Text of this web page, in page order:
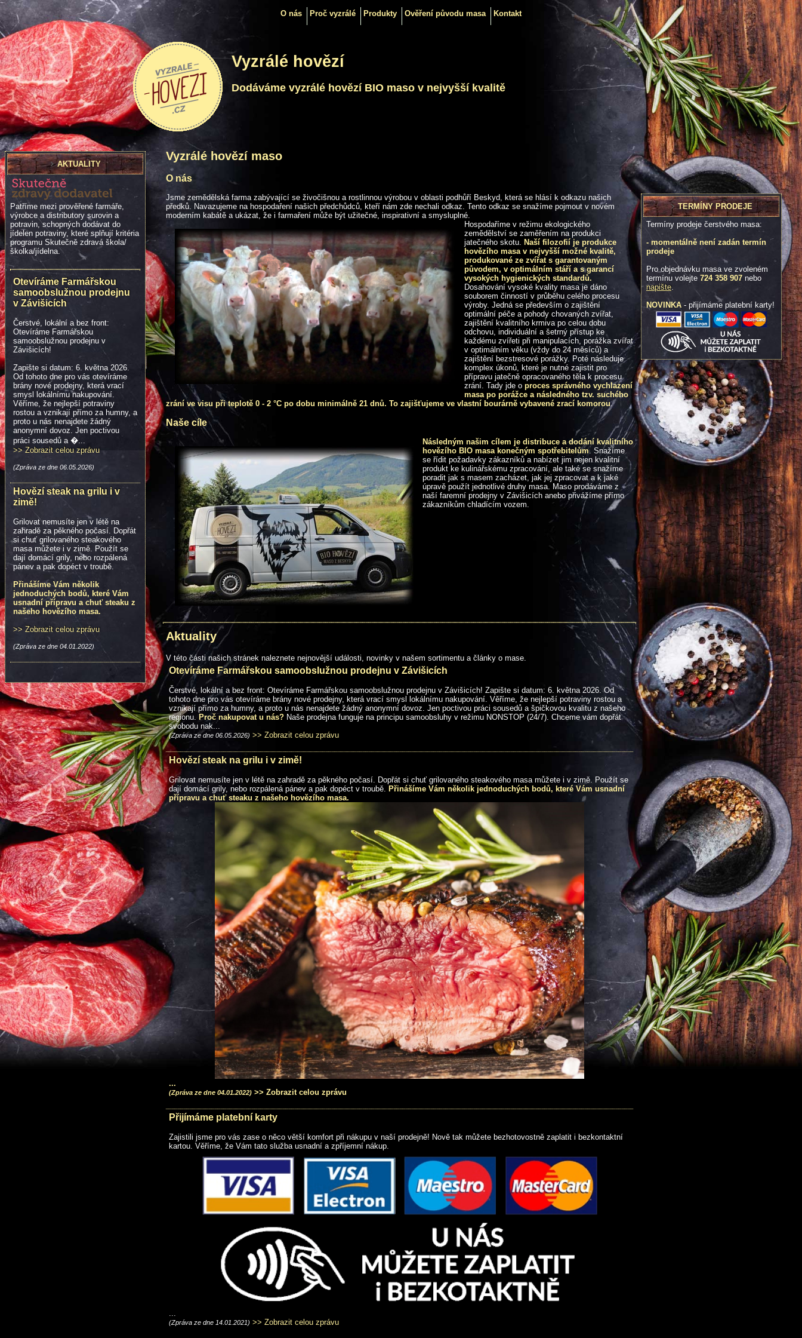
O nás Proč vyzrálé Produkty Ověření původu masa Kontakt
Vyzrálé hovězí
Dodáváme vyzrálé hovězí BIO maso v nejvyšší kvalitě
Vyzrálé hovězí maso
O nás
Jsme zemědělská farma zabývající se živočišnou a rostlinnou výrobou v oblasti podhůří Beskyd, která se hlásí k odkazu našich
předků. Navazujeme na hospodaření našich předchůdců, kteří nám zde nechali odkaz. Tento odkaz se snažíme pojmout v novém
moderním kabátě a ukázat, že i farmaření může být užitečné, inspirativní a smysluplné.
Hospodaříme v režimu ekologického
zemědělství se zaměřením na produkci
jatečného skotu. Naší filozofií je produkce
hovězího masa v nejvyšší možné kvalitě,
produkované ze zvířat s garantovaným
původem, v optimálním stáří a s garancí
vysokých hygienických standardů.
Dosahování vysoké kvality masa je dáno
souborem činností v průběhu celého procesu
výroby. Jedná se především o zajištění
optimální péče a pohody chovaných zvířat,
zajištění kvalitního krmiva po celou dobu
odchovu, individuální a šetrný přístup ke
každému zvířeti při manipulacích, porážka zvířat
v optimálním věku (vždy do 24 měsíců) a
zajištění bezstresové porážky. Poté následuje
komplex úkonů, které je nutné zajistit pro
přípravu jatečně opracovaného těla k procesu
zrání. Tady jde o proces správného vychlazení
masa po porážce a následného tzv. suchého
zrání ve visu při teplotě 0 - 2 °C po dobu minimálně 21 dnů. To zajišťujeme ve vlastní bourárně vybavené zrací komorou.
Naše cíle
Následným našim cílem je distribuce a dodání kvalitního
hovězího BIO masa konečným spotřebitelům. Snažíme
se řídit požadavky zákazníků a nabízet jim nejen kvalitní
produkt ke kulinářskému zpracování, ale také se snažíme
poradit jak s masem zacházet, jak jej zpracovat a k jaké
úpravě použít jednotlivé druhy masa. Maso prodáváme z
naší faremní prodejny v Závišicích anebo přivážíme přímo
zákazníkům chladícím vozem.
Aktuality
V této části našich stránek naleznete nejnovější události, novinky v našem sortimentu a články o mase.
Otevíráme Farmářskou samoobslužnou prodejnu v Závišicích
Čerstvé, lokální a bez front: Otevíráme Farmářskou samoobslužnou prodejnu v Závišicích! Zapište si datum: 6. května 2026. Od
tohoto dne pro vás otevíráme brány nové prodejny, která vrací smysl lokálnímu nakupování. Věříme, že nejlepší potraviny rostou a
vznikají přímo za humny, a proto u nás nenajdete žádný anonymní dovoz. Jen poctivou práci sousedů a špičkovou kvalitu z našeho
regionu. Proč nakupovat u nás? Naše prodejna funguje na principu samoobsluhy v režimu NONSTOP (24/7). Chceme vám dopřát
svobodu nak...
(Zpráva ze dne 06.05.2026) >> Zobrazit celou zprávu
Hovězí steak na grilu i v zimě!
Grilovat nemusíte jen v létě na zahradě za pěkného počasí. Dopřát si chuť grilovaného steakového masa můžete i v zimě. Použít se
dají domácí grily, nebo rozpálená pánev a pak dopéct v troubě. Přinášíme Vám několik jednoduchých bodů, které Vám usnadní
přípravu a chuť steaku z našeho hovězího masa.
...
(Zpráva ze dne 04.01.2022) >> Zobrazit celou zprávu
Přijímáme platební karty
Zajistili jsme pro vás zase o něco větší komfort při nákupu v naší prodejně! Nově tak můžete bezhotovostně zaplatit i bezkontaktní
kartou. Věříme, že Vám tato služba usnadní a zpříjemní nákup.
(Zpráva ze dne 14.01.2021) >> Zobrazit celou zprávu
AKTUALITY
Patříme mezi prověřené farmáře,
výrobce a distributory surovin a
potravin, schopných dodávat do
jídelen potraviny, které splňují kritéria
programu Skutečně zdravá škola/
školka/jídelna.
Otevíráme Farmářskou
samoobslužnou prodejnu
v Závišicích
Čerstvé, lokální a bez front:
Otevíráme Farmářskou
samoobslužnou prodejnu v
Závišicích!
Zapište si datum: 6. května 2026.
Od tohoto dne pro vás otevíráme
brány nové prodejny, která vrací
smysl lokálnímu nakupování.
Věříme, že nejlepší potraviny
rostou a vznikají přímo za humny, a
proto u nás nenajdete žádný
anonymní dovoz. Jen poctivou
práci sousedů a �...
>> Zobrazit celou zprávu
(Zpráva ze dne 06.05.2026)
Hovězí steak na grilu i v
zimě!
Grilovat nemusíte jen v létě na
zahradě za pěkného počasí. Dopřát
si chuť grilovaného steakového
masa můžete i v zimě. Použít se
dají domácí grily, nebo rozpálená
pánev a pak dopéct v troubě.
Přinášíme Vám několik
jednoduchých bodů, které Vám
usnadní přípravu a chuť steaku z
našeho hovězího masa.
>> Zobrazit celou zprávu
(Zpráva ze dne 04.01.2022)
TERMÍNY PRODEJE
Termíny prodeje čerstvého masa:
- momentálně není zadán termín
prodeje
Pro objednávku masa ve zvoleném
termínu volejte 724 358 907 nebo
napište.
NOVINKA - přijímáme platební karty!